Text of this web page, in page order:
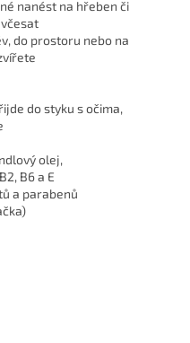
nanést na hřeben či
do prostoru nebo na
do styku s očima,
olej,
B6 a E
a parabenů